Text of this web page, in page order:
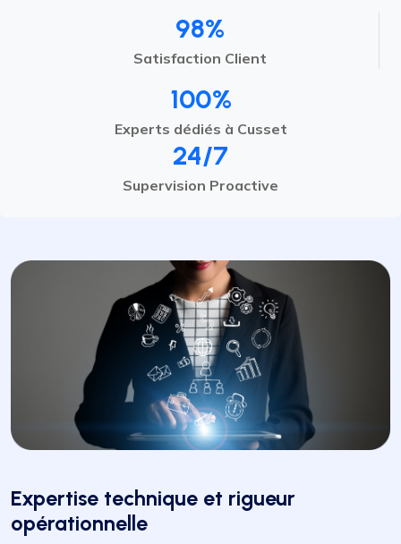
98%
Satisfaction Client
100%
Experts dédiés à Cusset
24/7
Supervision Proactive
Expertise technique et rigueur
opérationnelle